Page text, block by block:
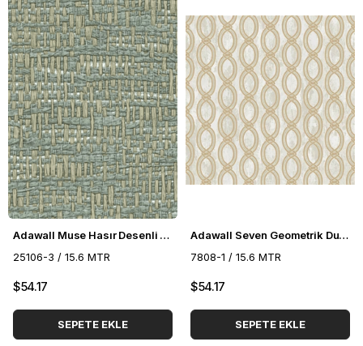
Adawall Muse Hasır Desenli Duvar Kağıdı 25106-3
25106-3 / 15.6 MTR
$54.17
SEPETE EKLE
Adawall Seven Geometrik Duvar Kağıdı 7808-1
7808-1 / 15.6 MTR
$54.17
SEPETE EKLE